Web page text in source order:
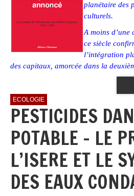
planétaire des
culturels.
A moins d’une
ce siècle
l’intégration
des capitaux, amorcée dans la
ECOLOGIE
PESTICIDES
POTABLE - LE
L’ISERE ET LE
DES EAUX